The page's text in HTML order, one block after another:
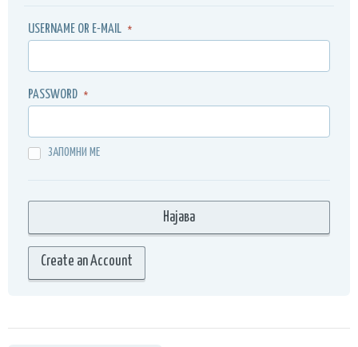
USERNAME OR E-MAIL *
PASSWORD *
ЗАПОМНИ МЕ
Create an Account